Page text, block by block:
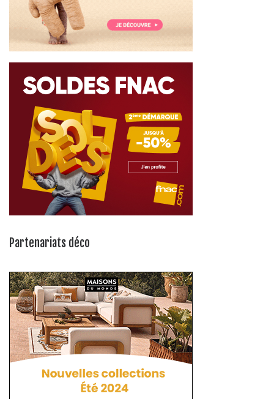
Partenariats déco